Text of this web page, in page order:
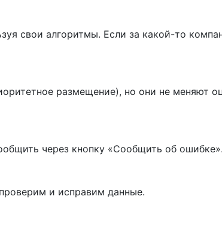
свои алгоритмы. Если за какой-то
размещение), но они не меняют
через кнопку «Сообщить об ошибке».
и исправим данные.